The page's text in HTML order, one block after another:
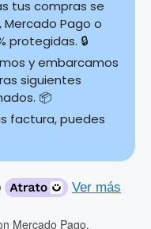
tus compras se
Pago o
protegidas. 🔒
y embarcamos
siguientes
📦
factura, puedes
Ver más
Mercado Pago.